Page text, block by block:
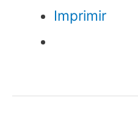
Imprimir